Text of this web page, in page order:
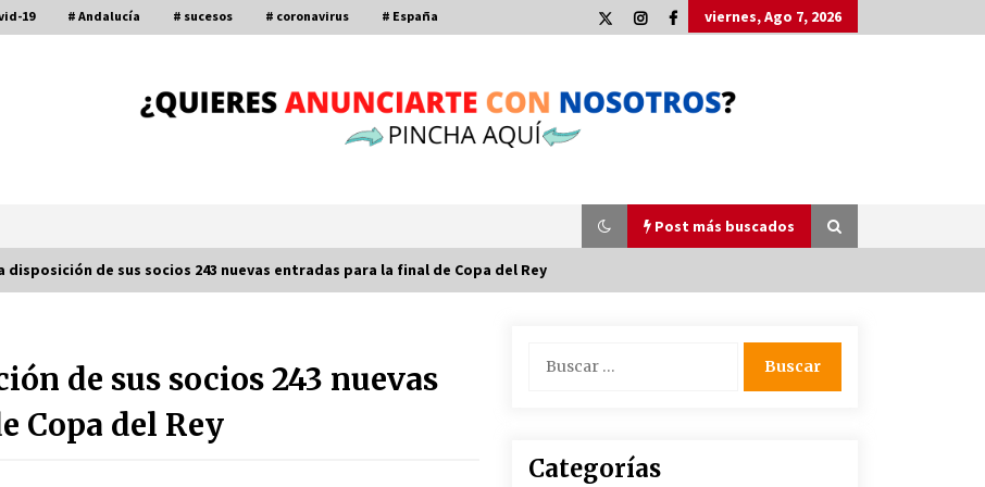
19 # Andalucía # sucesos # coronavirus # España viernes, Ago 7, 2026
Post más buscados
tan divertido (y cada vez más
popular)
Plaga de pulgas en el festival
Interestelar de Sevilla: «Pensé que
liquidación al no tener que pagar
disposición de sus socios 243 nuevas entradas para la final de Copa del Rey
de sus socios 243 nuevas
Copa del Rey
Categorías